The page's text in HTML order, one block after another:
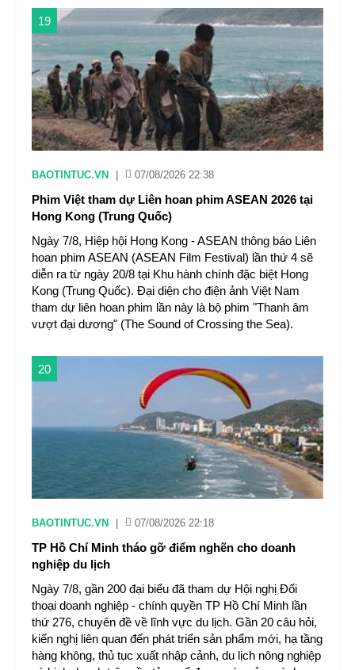
19
BAOTINTUC.VN 07/08/2026 22:38
Phim Việt tham dự Liên hoan phim ASEAN 2026 tại
Hong Kong (Trung Quốc)
Ngày 7/8, Hiệp hội Hong Kong - ASEAN thông báo Liên
hoan phim ASEAN (ASEAN Film Festival) lần thứ 4 sẽ
diễn ra từ ngày 20/8 tại Khu hành chính đặc biệt Hong
Kong (Trung Quốc). Đại diện cho điện ảnh Việt Nam
tham dự liên hoan phim lần này là bộ phim "Thanh âm
vượt đại dương" (The Sound of Crossing the Sea).
20
BAOTINTUC.VN 07/08/2026 22:18
TP Hồ Chí Minh tháo gỡ điểm nghẽn cho doanh
nghiệp du lịch
Ngày 7/8, gần 200 đại biểu đã tham dự Hội nghị Đối
thoại doanh nghiệp - chính quyền TP Hồ Chí Minh lần
thứ 276, chuyên đề về lĩnh vực du lịch. Gần 20 câu hỏi,
kiến nghị liên quan đến phát triển sản phẩm mới, hạ tầng
hàng không, thủ tục xuất nhập cảnh, du lịch nông nghiệp